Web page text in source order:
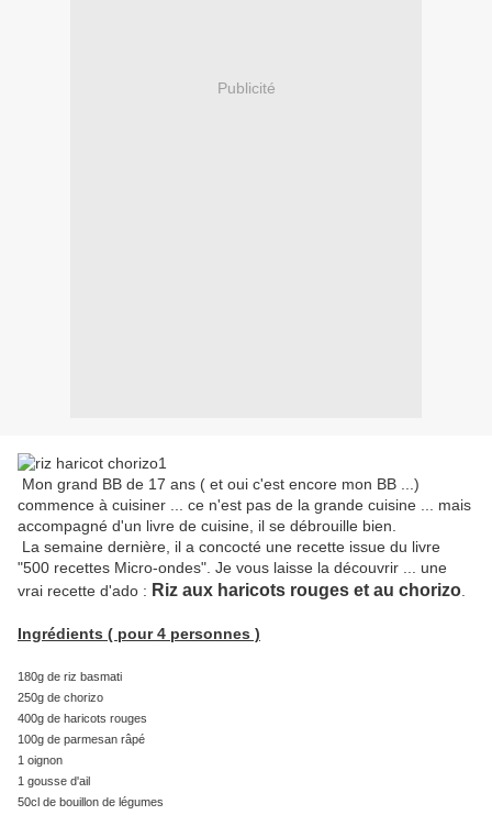
Publicité
Mon grand BB de 17 ans ( et oui c'est encore mon BB ...)
commence à cuisiner ... ce n'est pas de la grande cuisine ... mais
accompagné d'un livre de cuisine, il se débrouille bien.
La semaine dernière, il a concocté une recette issue du livre
"500 recettes Micro-ondes". Je vous laisse la découvrir ... une
vrai recette d'ado : Riz aux haricots rouges et au chorizo
Ingrédients ( pour 4 personnes )
180g de riz basmati
250g de chorizo
400g de haricots rouges
100g de parmesan râpé
1 oignon
1 gousse d'ail
50cl de bouillon de légumes